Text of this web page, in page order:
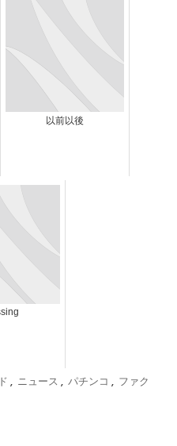
以前以後
, ニュース , パチンコ , ファク